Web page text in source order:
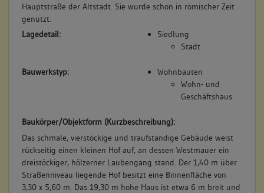
Hauptstraße der Altstadt. Sie wurde schon in römischer Zeit
genutzt.
Lagedetail:
Siedlung
Stadt
Bauwerkstyp:
Wohnbauten
Wohn- und
Geschäftshaus
Baukörper/Objektform (Kurzbeschreibung):
Das schmale, vierstöckige und traufständige Gebäude weist
rückseitig einen kleinen Hof auf, an dessen Westmauer ein
dreistöckiger, hölzerner Laubengang stand. Der 1,40 m über
Straßenniveau liegende Hof besitzt eine Binnenfläche von
3,30 x 5,60 m. Das 19,30 m hohe Haus ist etwa 6 m breit und